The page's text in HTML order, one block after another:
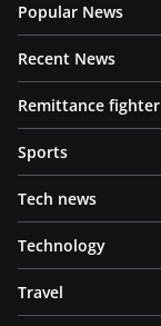
Popular News
Recent News
Remittance fighter
Sports
Tech news
Technology
Travel